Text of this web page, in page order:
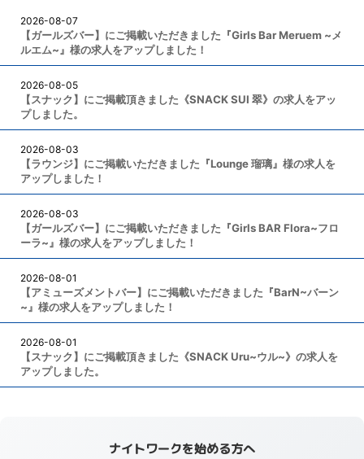
2026-08-07
【ガールズバー】にご掲載いただきました『Girls Bar Meruem ~メ
ルエム~』様の求人をアップしました！
2026-08-05
【スナック】にご掲載頂きました《SNACK SUI 翠》の求人をアッ
プしました。
2026-08-03
【ラウンジ】にご掲載いただきました『Lounge 瑠璃』様の求人を
アップしました！
2026-08-03
【ガールズバー】にご掲載いただきました『Girls BAR Flora~フロ
ーラ~』様の求人をアップしました！
2026-08-01
【アミューズメントバー】にご掲載いただきました『BarN~バーン
~』様の求人をアップしました！
2026-08-01
【スナック】にご掲載頂きました《SNACK Uru~ウル~》の求人を
アップしました。
ナイトワークを始める方へ